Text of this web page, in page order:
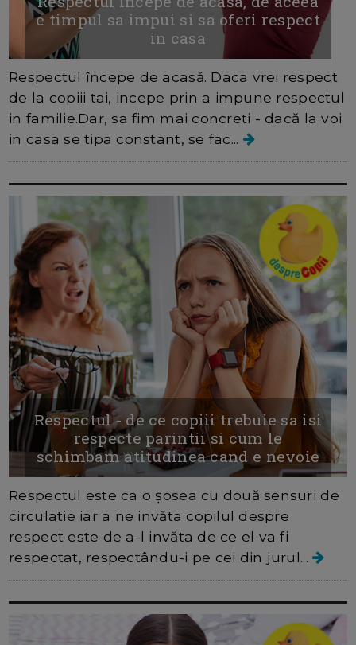
e timpul sa impui si sa oferi respect
in casa
Respectul începe de acasă. Daca vrei respect
de la copiii tai, incepe prin a impune respectul
in familie.Dar, sa fim mai concreti - dacă la voi
in casa se tipa constant, se fac...
Respectul - de ce copiii trebuie sa isi
respecte parintii si cum le
schimbam atitudinea cand e nevoie
Respectul este ca o șosea cu două sensuri de
circulatie iar a ne invăta copilul despre
respect este de a-l invăta de ce el va fi
respectat, respectându-i pe cei din jurul...